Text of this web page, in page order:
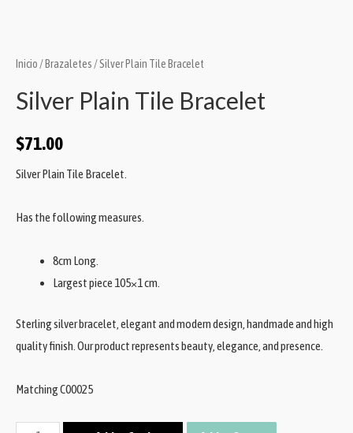
Inicio/ Brazaletes/ Silver Plain Tile Bracelet
Silver Plain Tile Bracelet
$71.00
Silver Plain Tile Bracelet.
Has the following measures.
8cm Long.
Largest piece 105×1 cm.
Sterling silver bracelet, elegant and modern design, handmade and high
quality finish. Our product represents beauty, elegance, and presence.
Matching C00025